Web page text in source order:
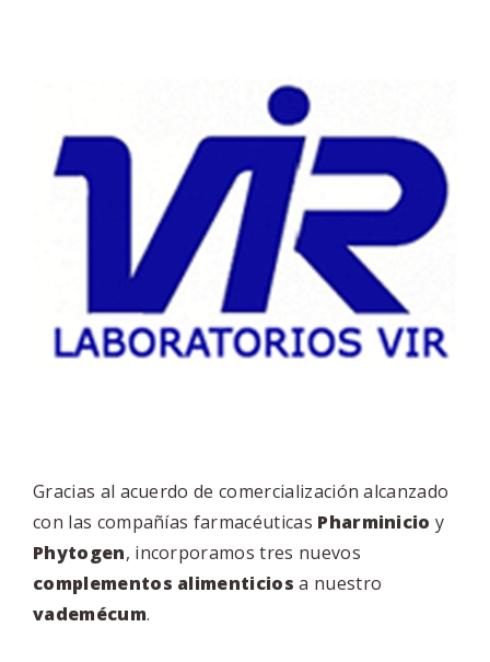
Gracias al acuerdo de comercialización alcanzado
con las compañías farmacéuticas Pharminicio y
Phytogen, incorporamos tres nuevos
complementos alimenticios a nuestro
vademécum.